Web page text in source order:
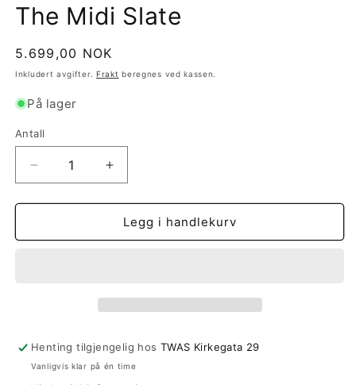
The Midi Slate
Vanlig
pris
5.699,00 NOK
Inkludert avgifter. Frakt beregnes ved kassen.
På lager
Antall
Antall
antallet
for
Midi
Øk
antallet
for
The
Midi
Legg i handlekurv
Henting tilgjengelig hos TWAS Kirkegata 29
Vanligvis klar på én time